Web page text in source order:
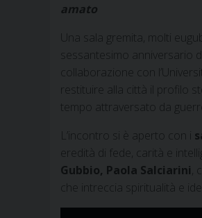
amato
Una sala gremita, molti
sessantesimo anniversario
collaborazione con
restituire alla città il profilo
tempo attraversato da
L’incontro si è aperto con i
eredità di fede, carità e
Gubbio, Paola Salciarini
che intreccia spiritualità e